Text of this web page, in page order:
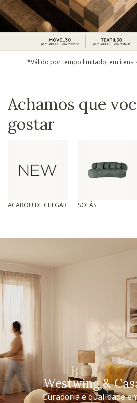
*Válido por tempo limitado, em itens
Achamos que
gostar
ACABOU DE CHEGAR SOFÁS
Westwing &
Curadoria e qualidade